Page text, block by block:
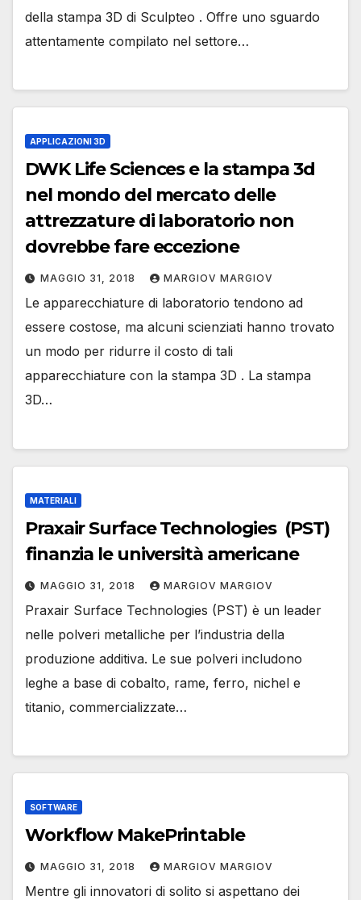
della stampa 3D di Sculpteo . Offre uno sguardo
attentamente compilato nel settore…
APPLICAZIONI 3D
DWK Life Sciences e la stampa 3d
nel mondo del mercato delle
attrezzature di laboratorio non
dovrebbe fare eccezione
MAGGIO 31, 2018 MARGIOV MARGIOV
Le apparecchiature di laboratorio tendono ad
essere costose, ma alcuni scienziati hanno trovato
un modo per ridurre il costo di tali
apparecchiature con la stampa 3D . La stampa
3D…
MATERIALI
Praxair Surface Technologies (PST)
finanzia le università americane
MAGGIO 31, 2018 MARGIOV MARGIOV
Praxair Surface Technologies (PST) è un leader
nelle polveri metalliche per l’industria della
produzione additiva. Le sue polveri includono
leghe a base di cobalto, rame, ferro, nichel e
titanio, commercializzate…
SOFTWARE
Workflow MakePrintable
MAGGIO 31, 2018 MARGIOV MARGIOV
Mentre gli innovatori di solito si aspettano dei